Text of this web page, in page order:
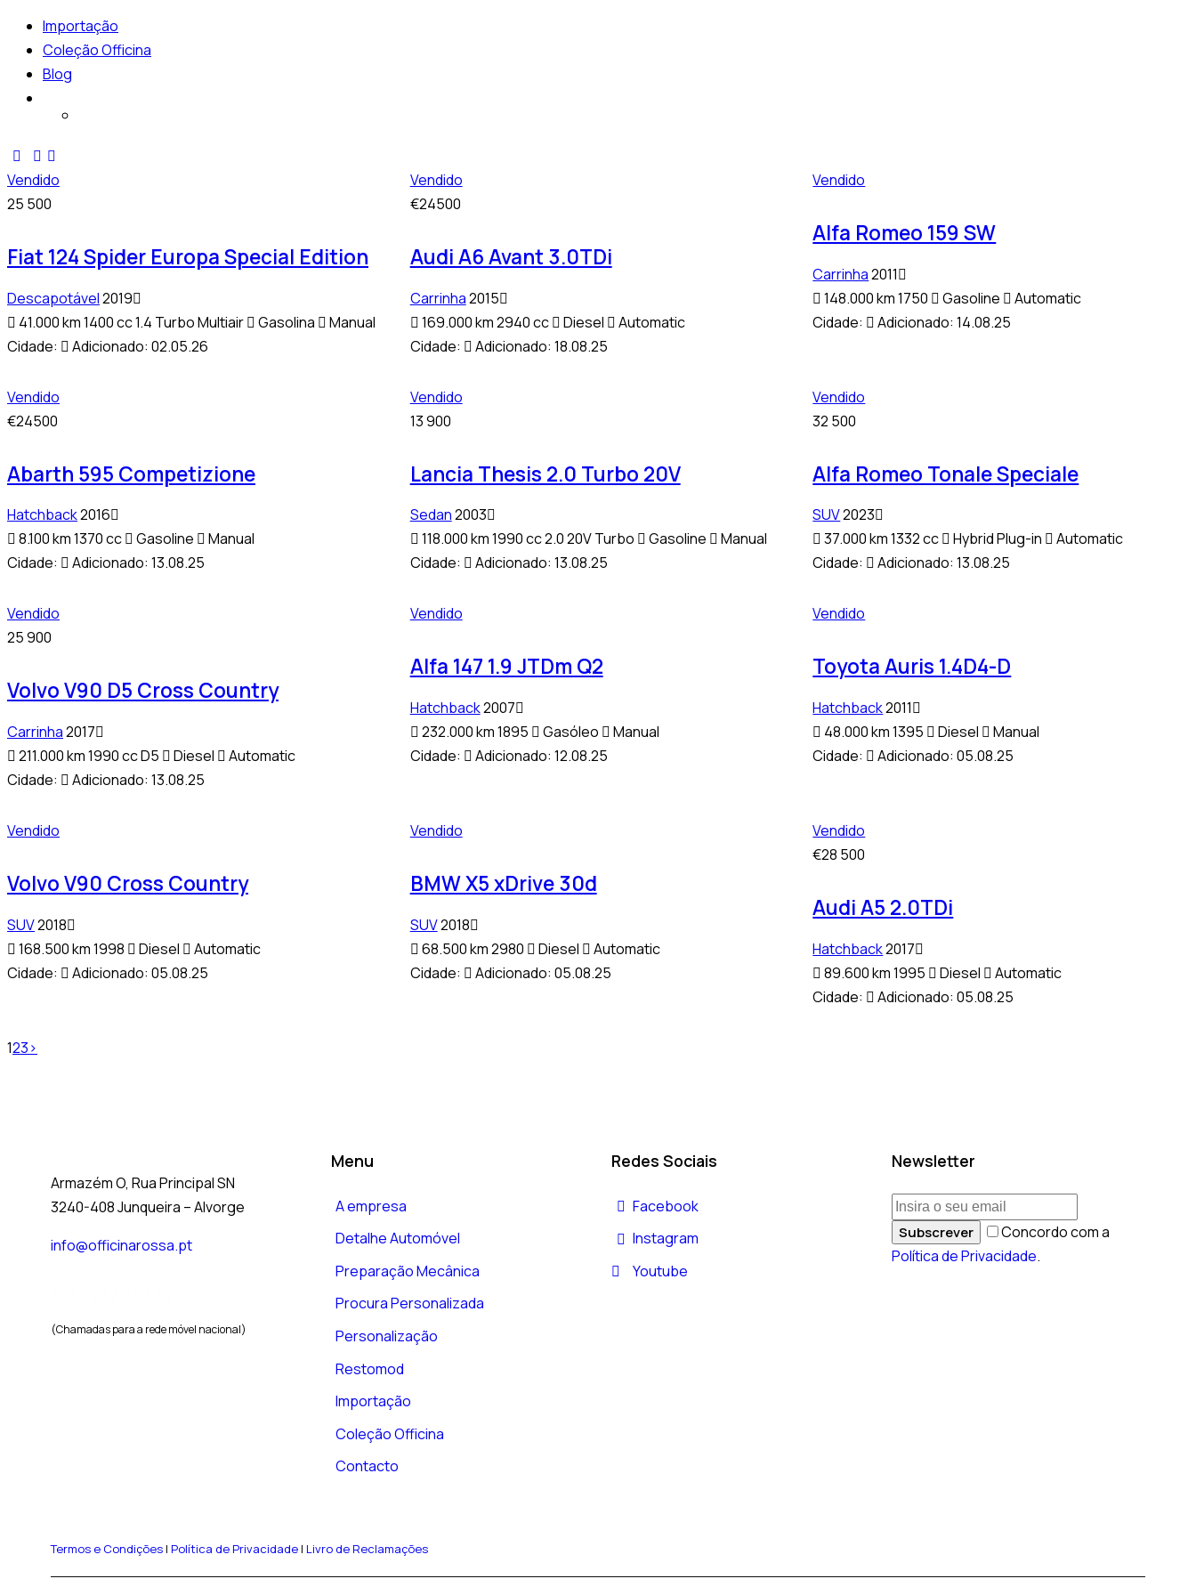
Importação
Coleção Officina
Blog
Vendido
25 500
Fiat 124 Spider Europa Special Edition
Descapotável2019
41.000 km1400 cc 1.4 Turbo Multiair Gasolina
Manual
Cidade:
Adicionado: 02.05.26
Vendido
€24500
Audi A6 Avant 3.0TDi
Carrinha2015
169.000 km2940 cc Diesel
Automatic
Cidade:
Adicionado: 18.08.25
Vendido
Alfa Romeo 159 SW
Carrinha2011
148.000 km1750 Gasoline
Automatic
Cidade:
Adicionado: 14.08.25
Vendido
€24500
Abarth 595 Competizione
Hatchback2016
8.100 km1370 cc Gasoline
Manual
Cidade:
Adicionado: 13.08.25
Vendido
13 900
Lancia Thesis 2.0 Turbo 20V
Sedan2003
118.000 km1990 cc 2.0 20V Turbo Gasoline
Manual
Cidade:
Adicionado: 13.08.25
Vendido
32 500
Alfa Romeo Tonale Speciale
SUV2023
37.000 km1332 cc Hybrid Plug-in
Automatic
Cidade:
Adicionado: 13.08.25
Vendido
25 900
Volvo V90 D5 Cross Country
Carrinha2017
211.000 km1990 cc D5 Diesel
Automatic
Cidade:
Adicionado: 13.08.25
Vendido
Alfa 147 1.9 JTDm Q2
Hatchback2007
232.000 km1895 Gasóleo
Manual
Cidade:
Adicionado: 12.08.25
Vendido
Toyota Auris 1.4D4-D
Hatchback2011
48.000 km1395 Diesel
Manual
Cidade:
Adicionado: 05.08.25
Vendido
Volvo V90 Cross Country
SUV2018
168.500 km1998 Diesel
Automatic
Cidade:
Adicionado: 05.08.25
Vendido
BMW X5 xDrive 30d
SUV2018
68.500 km2980 Diesel
Automatic
Cidade:
Adicionado: 05.08.25
Vendido
€28 500
Audi A5 2.0TDi
Hatchback2017
89.600 km1995 Diesel
Automatic
Cidade:
Adicionado: 05.08.25
123>
Armazém O, Rua Principal SN
3240-408 Junqueira – Alvorge
info@officinarossa.pt
(Chamadas para a rede móvel nacional)
Menu
A empresa
Detalhe Automóvel
Preparação Mecânica
Procura Personalizada
Personalização
Restomod
Importação
Coleção Officina
Contacto
Redes Sociais
Facebook
Instagram
Youtube
Newsletter
Subscrever
Concordo com a
Política de Privacidade.
Termos e Condições| Política de Privacidade| Livro de Reclamações